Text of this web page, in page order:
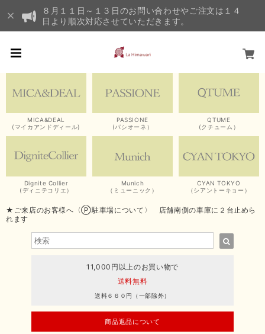
８月１１日～１３日のお問い合わせやご注文は１４
日より順次対応させていただきます。
MICA&DEAL
(マイカアンドディール)
PASSIONE
(パシオーネ）
QTUME
(クチューム）
Dignite Collier
(ディニテコリエ）
Munich
（ミューニック）
CYAN TOKYO
（シアントーキョー）
★ご来店のお客様へ〈Ⓟ駐車場について〉 店舗南側の車庫に２台止めら
れます
11,000円以上のお買い物で
送料無料
送料６６０円（一部除外）
商品返品について